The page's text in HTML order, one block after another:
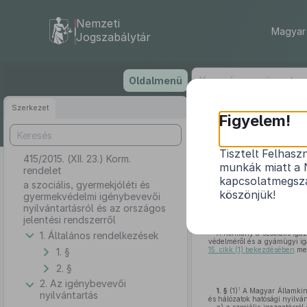
tartalomra
Nemzeti
Jogszabálytár
Oldalmenü
Szerkezet
415/2015. (XII. 23.) Korm.
rendelet
a szociális, gyermekjóléti és
gyermekvédelmi igénybevevői
nyilvántartásról és az országos
jelentési rendszerről
1. Általános rendelkezések
1. §
2. §
2. Az igénybevevői
nyilvántartás
a szociális,
A Kormány a szociális
védelméről és a gyámügyi
15. cikk (1) bekezdésében
1. § (1) 1 A Magyar
és hálózatok hatósági
Figyelem!
Tisztelt
munkák miatt a
köszönjük!